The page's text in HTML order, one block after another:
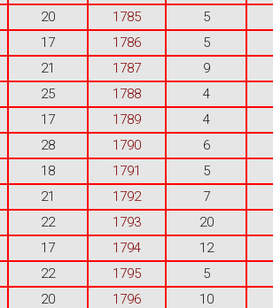
20 1785 5
17 1786 5
21 1787 9
25 1788 4
17 1789 4
28 1790 6
18 1791 5
21 1792 7
22 1793 20
17 1794 12
22 1795 5
20 1796 10